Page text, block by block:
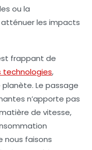
ou la
les impacts
frappant de
technologies,
Le passage
n’apporte pas
de vitesse,
nous faisons